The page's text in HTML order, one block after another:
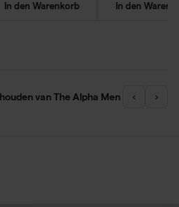
In den Warenkorb In den
van The Alpha Men ‹ ›